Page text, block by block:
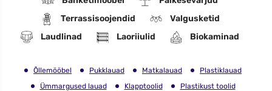
Terrassisoojendid
Valgusketid
Laudlinad
Laoriiulid Biokaminad
Õllemööbel Pukklauad Matkalauad
Plastiklauad
Ümmargused lauad
Klapptoolid
Plastikust toolid